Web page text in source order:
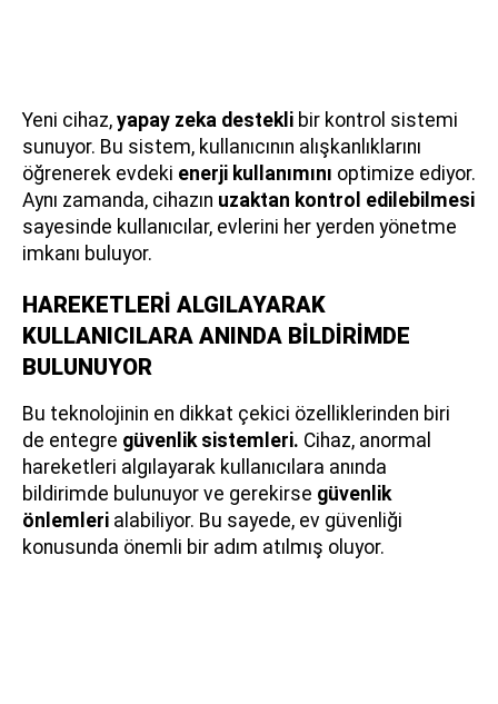
Yeni cihaz, yapay zeka destekli bir kontrol sistemi
sunuyor. Bu sistem, kullanıcının alışkanlıklarını
öğrenerek evdeki enerji kullanımını optimize ediyor.
Aynı zamanda, cihazın uzaktan kontrol edilebilmesi
sayesinde kullanıcılar, evlerini her yerden yönetme
imkanı buluyor.
HAREKETLERİ ALGILAYARAK
KULLANICILARA ANINDA BİLDİRİMDE
BULUNUYOR
Bu teknolojinin en dikkat çekici özelliklerinden biri
de entegre güvenlik sistemleri. Cihaz, anormal
hareketleri algılayarak kullanıcılara anında
bildirimde bulunuyor ve gerekirse güvenlik
önlemleri alabiliyor. Bu sayede, ev güvenliği
konusunda önemli bir adım atılmış oluyor.